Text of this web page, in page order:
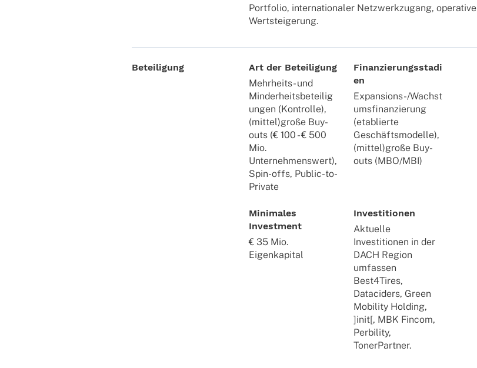
Port­fo­lio, inter­na­tio­na­ler Netz­werk­zu­gang, opera­tive
Wertsteigerung.
Beteiligung
Art der Beteiligung
Mehrheits- und
Minderheitsbeteilig
ungen (Kontrolle),
(mittel)große Buy-
outs (€ 100 - € 500
Mio.
Unternehmenswert),
Spin-offs, Public-to-
Private
Finanzierungsstadi
en
Expansions-/Wachst
umsfinanzierung
(etablierte
Geschäftsmodelle),
(mittel)große Buy-
outs (MBO/MBI)
Minimales
Investment
€ 35 Mio.
Eigenkapital
Investitionen
Aktuelle
Investitionen in der
DACH Region
umfassen
Best4Tires,
Dataciders, Green
Mobility Holding,
]init[, MBK Fincom,
Perbility,
TonerPartner.